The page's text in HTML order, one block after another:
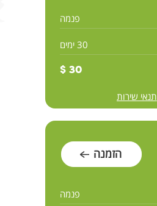
פנמה
30 ימים
30 $
תנאי שירות
הזמנה
פנמה